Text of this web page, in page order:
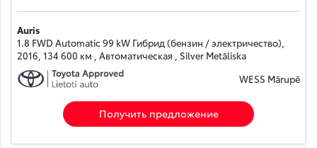
Auris
1.8 FWD Automatic 99 kW Гибрид (бензин / электричество),
2016, 134 600 км , Автоматическая , Silver Metāliska
WESS Mārupē
Получить предложение